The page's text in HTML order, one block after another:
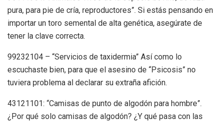
pura, para pie de cría, reproductores”. Si estás pensando en
importar un toro semental de alta genética, asegúrate de
tener la clave correcta.
99232104 – “Servicios de taxidermia” Así como lo
escuchaste bien, para que el asesino de “Psicosis” no
tuviera problema al declarar su extraña afición.
43121101: “Camisas de punto de algodón para hombre”.
¿Por qué solo camisas de algodón? ¿Y qué pasa con las